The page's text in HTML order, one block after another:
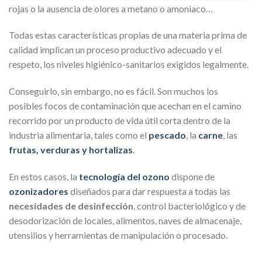
rojas o la ausencia de olores a metano o amoniaco…
Todas estas características propias de una materia prima de
calidad implican un proceso productivo adecuado y el
respeto, los niveles higiénico-sanitarios exigidos legalmente.
Conseguirlo, sin embargo, no es fácil. Son muchos los
posibles focos de contaminación que acechan en el camino
recorrido por un producto de vida útil corta dentro de la
industria alimentaria, tales como el pescado, la carne, las
frutas, verduras y hortalizas.
En estos casos, la tecnología del ozono dispone de
ozonizadores diseñados para dar respuesta a todas las
necesidades de desinfección, control bacteriológico y de
desodorización de locales, alimentos, naves de almacenaje,
utensilios y herramientas de manipulación o procesado.